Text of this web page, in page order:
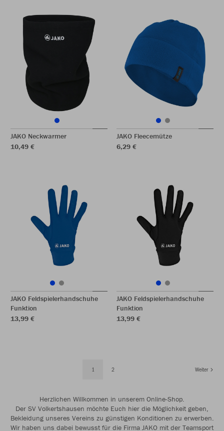
JAKO Neckwarmer
10,49 €
JAKO Fleecemütze
6,29 €
JAKO Feldspielerhandschuhe
Funktion
13,99 €
JAKO Feldspielerhandschuhe
Funktion
13,99 €
1 2 Weiter
Herzlichen Willkommen in unserem Online-Shop.
Der SV Volkertshausen möchte Euch hier die Möglichkeit geben,
Bekleidung unseres Vereins zu günstigen Konditionen zu erwerben.
Wir haben uns dabei bewusst für die Firma JAKO mit der Teamsport